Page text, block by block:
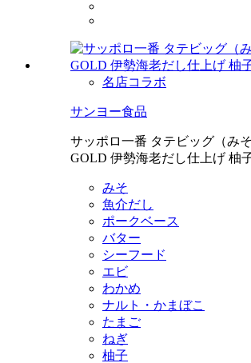
名店コラボ
サンヨー食品
サッポロ一番 タテビッグ（み
GOLD 伊勢海老だし仕上げ 柚
みそ
魚介だし
ポークベース
バター
シーフード
エビ
わかめ
ナルト・かまぼこ
たまご
ねぎ
柚子